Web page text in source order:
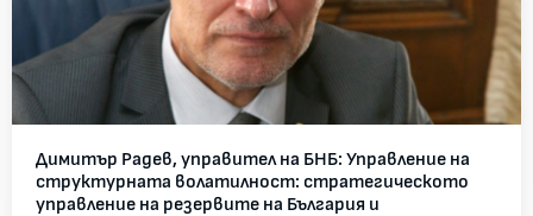
Димитър Радев, управител на БНБ: Управление на
структурната волатилност: стратегическото
управление на резервите на България и